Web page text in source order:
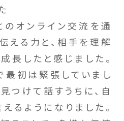
オンライン交流を通
える力と、相手を理解
長したと感じました。
初は緊張していまし
つけて話すうちに、自
るようになりました。